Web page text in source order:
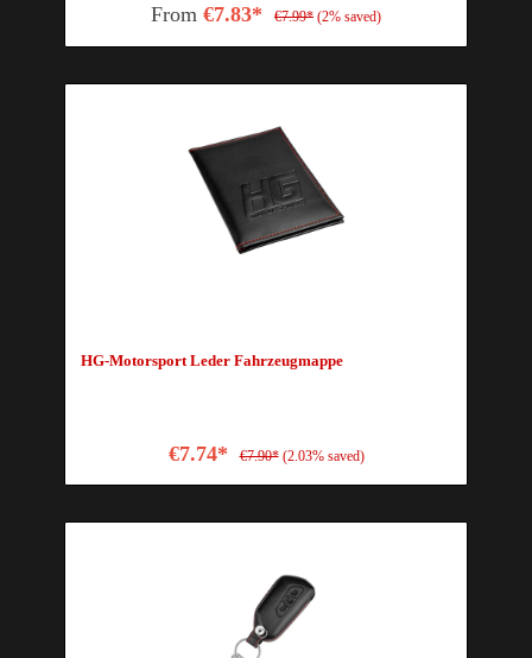
From €7.83* €7.99* (2% saved)
HG-Motorsport Leder Fahrzeugmappe
€7.74* €7.90* (2.03% saved)